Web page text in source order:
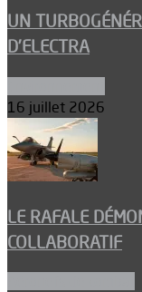
UN
D’ELECTRA
16 juillet 2026
LE RAFALE
COLLABORATIF